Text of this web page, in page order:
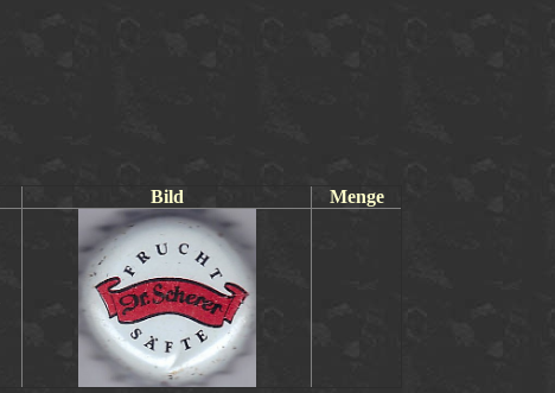
Bild Menge